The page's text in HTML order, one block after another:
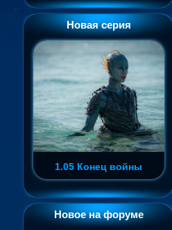
Новая серия
1.05 Конец войны
Новое на форуме